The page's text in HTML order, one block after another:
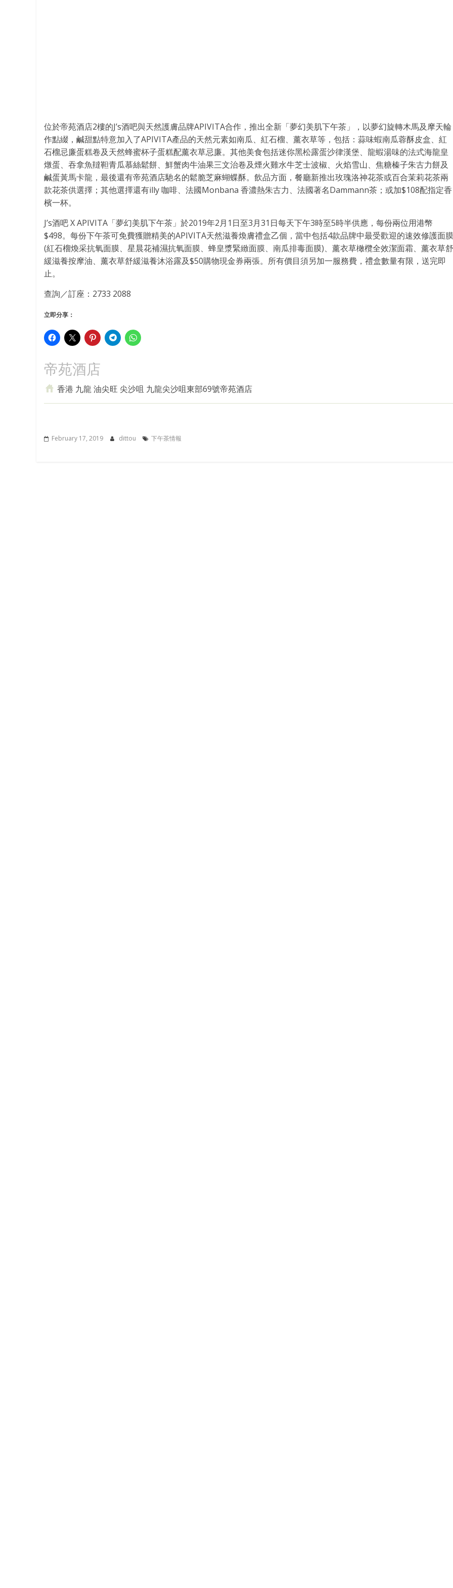
位於帝苑酒店2樓的J’s酒吧與天然護膚品牌APIVITA合作，推出全新「夢幻美肌下午茶」，以夢幻旋轉木馬及摩天輪
作點綴，鹹甜點特意加入了APIVITA產品的天然元素如南瓜、紅石榴、薰衣草等，包括：蒜味蝦南瓜蓉酥皮盒、紅
石榴忌廉蛋糕卷及天然蜂蜜杯子蛋糕配薰衣草忌廉。其他美食包括迷你黑松露蛋沙律漢堡、龍蝦湯味的法式海龍皇
燉蛋、吞拿魚韃靼青瓜慕絲鬆餅、鮮蟹肉牛油果三文治卷及煙火雞水牛芝士波椒、火焰雪山、焦糖榛子朱古力餅及
鹹蛋黃馬卡龍，最後還有帝苑酒店馳名的鬆脆芝麻蝴蝶酥。飲品方面，餐廳新推出玫瑰洛神花茶或百合茉莉花茶兩
款花茶供選擇；其他選擇還有illy 咖啡、法國Monbana 香濃熱朱古力、法國著名Dammann茶；或加$108配指定香
檳一杯。
J’s酒吧 X APIVITA「夢幻美肌下午茶」於2019年2月1日至3月31日每天下午3時至5時半供應，每份兩位用港幣
$498。每份下午茶可免費獲贈精美的APIVITA天然滋養煥膚禮盒乙個，當中包括4款品牌中最受歡迎的速效修護面膜
(紅石榴煥采抗氧面膜、星晨花補濕抗氧面膜、蜂皇漿緊緻面膜、南瓜排毒面膜)、薰衣草橄欖全效潔面霜、薰衣草舒
緩滋養按摩油、薰衣草舒緩滋養沐浴露及$50購物現金券兩張。所有價目須另加一服務費，禮盒數量有限，送完即
止。
查詢／訂座：2733 2088
立即分享：
帝苑酒店
香港 九龍 油尖旺 尖沙咀 九龍尖沙咀東部69號帝苑酒店
February 17, 2019 dittou 下午茶情報